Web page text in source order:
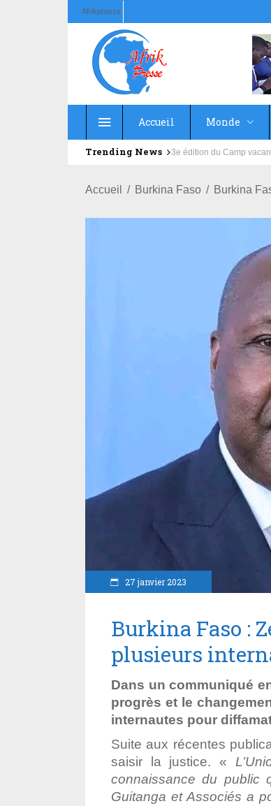
Afrikpresse
Accueil Monde
Trending News Education : la fédération
Accueil Burkina Faso Burkina
27 janvier 2023
Burkina Faso :
plusieurs
Dans un communiqué
progrès et le
internautes pour
Suite aux récentes
saisir la justice. «
connaissance du public
Guitanga et Associés a